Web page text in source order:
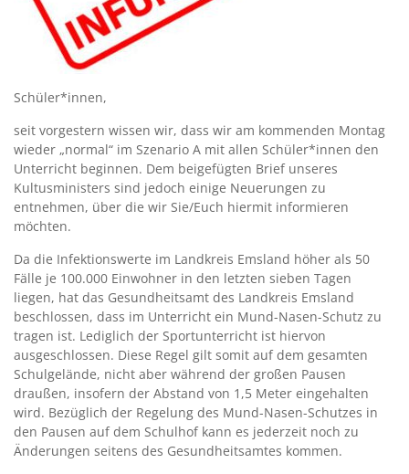
Schüler*innen,
seit vorgestern wissen wir, dass wir am kommenden Montag
wieder „normal“ im Szenario A mit allen Schüler*innen den
Unterricht beginnen. Dem beigefügten Brief unseres
Kultusministers sind jedoch einige Neuerungen zu
entnehmen, über die wir Sie/Euch hiermit informieren
möchten.
Da die Infektionswerte im Landkreis Emsland höher als 50
Fälle je 100.000 Einwohner in den letzten sieben Tagen
liegen, hat das Gesundheitsamt des Landkreis Emsland
beschlossen, dass im Unterricht ein Mund-Nasen-Schutz zu
tragen ist. Lediglich der Sportunterricht ist hiervon
ausgeschlossen. Diese Regel gilt somit auf dem gesamten
Schulgelände, nicht aber während der großen Pausen
draußen, insofern der Abstand von 1,5 Meter eingehalten
wird. Bezüglich der Regelung des Mund-Nasen-Schutzes in
den Pausen auf dem Schulhof kann es jederzeit noch zu
Änderungen seitens des Gesundheitsamtes kommen.